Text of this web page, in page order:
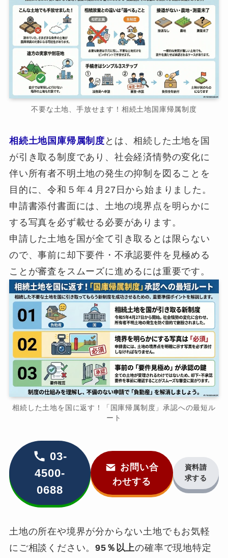
不要な土地、手放せます！相続土地国庫帰属制度
相続土地国庫帰属制度 とは、相続した土地を国
が引き取る制度であり、社会経済情勢の変化に
伴い所有者不明土地の発生の抑制を図ることを
目的に、令和５年４月27日から始まりました。
申請書添付書面には、土地の境界点を明らかに
する写真を必ず載せる必要があります。
申請した土地を国が全て引き取るとは限らない
ので、事前に却下要件・不承認要件を見極める
ことが審査をスムーズに進めるには重要です。
相続した土地を国に返す！「国庫帰属制度」承認への最短ル
ート
03-
4500-
0688
お問い合
わせする
資料請
求する
土地の所在や境界が分からない土地でもお気軽
にご相談ください。95％以上の確率で現地特定